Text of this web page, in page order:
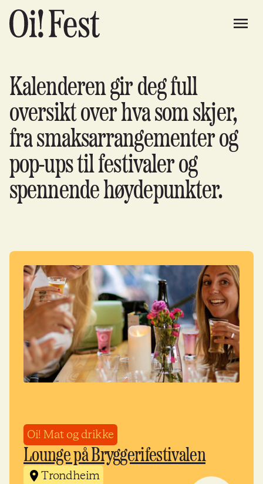
Kalenderen gir deg full
oversikt over hva som skjer,
fra smaksarrangementer og
pop-ups til festivaler og
spennende høydepunkter.
Oi! Mat og drikke
Lounge på Bryggerifestivalen
Trondheim